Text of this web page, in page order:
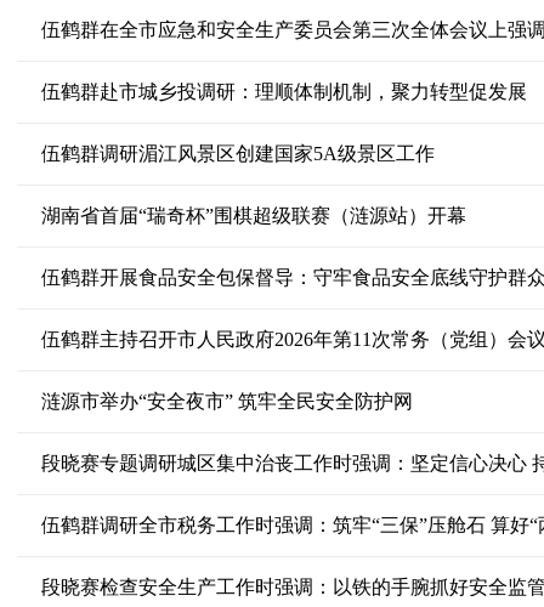
伍鹤群赴市城乡投调研：理顺体制机制，聚力转型促发展
伍鹤群调研湄江风景区创建国家5A级景区工作
湖南省首届“瑞奇杯”围棋超级联赛（涟源站）开幕
伍鹤群开展食品安全包保督导：守牢食品安全底线守护群
伍鹤群主持召开市人民政府2026年第11次常务（党组）会
涟源市举办“安全夜市” 筑牢全民安全防护网
伍鹤群调研全市税务工作时强调：筑牢“三保”压舱石 算好
段晓赛检查安全生产工作时强调：以铁的手腕抓好安全监